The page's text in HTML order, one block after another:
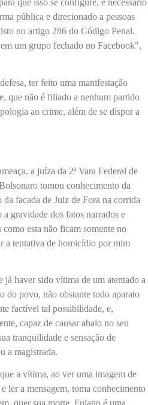
que isso se configure, é necessário
pública e direcionado a pessoas
no artigo 286 do Código Penal.
um grupo fechado no Facebook",
ter feito uma manifestação
que não é filiado a nenhum partido
ao crime, além de se dispor a
a juíza da 2ª Vara Federal de
tomou conhecimento da
facada de Juiz de Fora na corrida
gravidade dos fatos narrados e
como esta não ficam somente no
a tentativa de homicídio por mim
já haver sido vítima de um atentado a
do povo, não obstante todo aparato
factível tal possibilidade, e,
capaz de causar abalo no seu
tranquilidade e sensação de
a magistrada.
a vítima, ao ver uma imagem de
ler a mensagem, toma conhecimento